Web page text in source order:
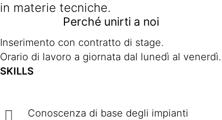
in materie tecniche.
Perché unirti a noi
Inserimento con contratto di stage.
Orario di lavoro a giornata dal lunedì al venerdì.
SKILLS
Conoscenza di base degli impianti